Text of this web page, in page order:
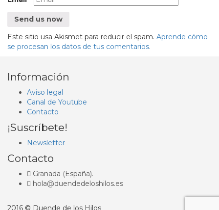
Este sitio usa Akismet para reducir el spam. Aprende cómo
se procesan los datos de tus comentarios.
Información
Aviso legal
Canal de Youtube
Contacto
¡Suscríbete!
Newsletter
Contacto
Granada (España).
hola@duendedeloshilos.es
2016 © Duende de los Hilos